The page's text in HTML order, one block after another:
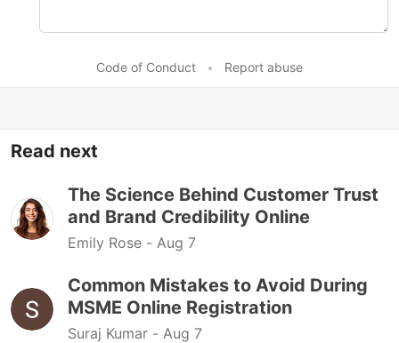
Code of Conduct • Report abuse
Read next
The Science Behind Customer Trust
and Brand Credibility Online
Emily Rose - Aug 7
Common Mistakes to Avoid During
MSME Online Registration
Suraj Kumar - Aug 7